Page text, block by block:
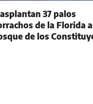
37 palos
de la Florida
de los